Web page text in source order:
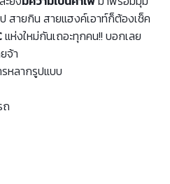
สายกิน สายแฮงค์เอาท์ก็ต้องเช็ค
แห่งใหม่กันเถอะทุกคน!! บอกเลย
จ้า
หลากรูปแบบ
ถ